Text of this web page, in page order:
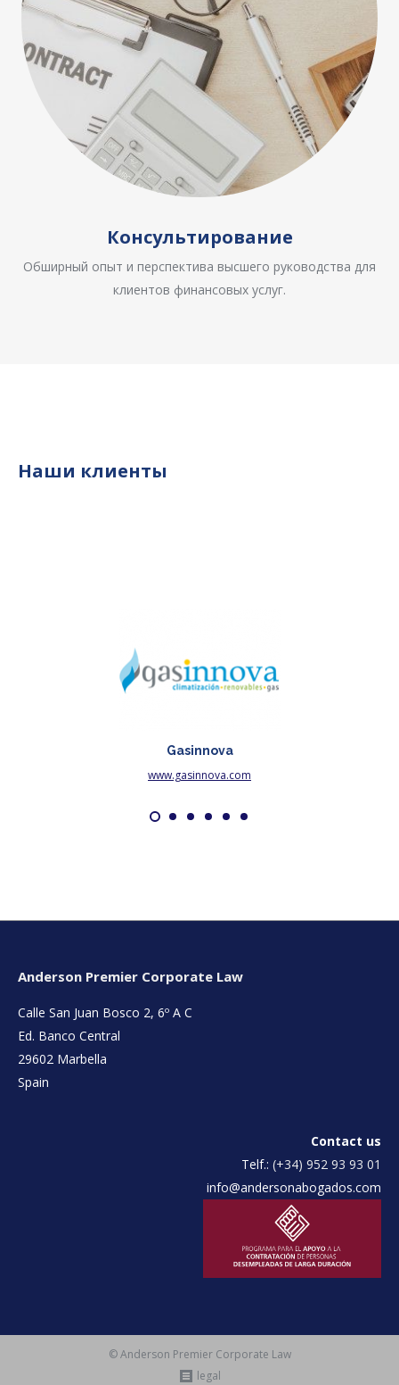
Консультирование
Обширный опыт и перспектива высшего руководства для
клиентов финансовых услуг.
Наши клиенты
Gasinnova
www.gasinnova.com
Anderson Premier Corporate Law
Calle San Juan Bosco 2, 6º A C
Ed. Banco Central
29602 Marbella
Spain
Contact us
Telf.: (+34) 952 93 93 01
info@andersonabogados.com
© Anderson Premier Corporate Law
legal